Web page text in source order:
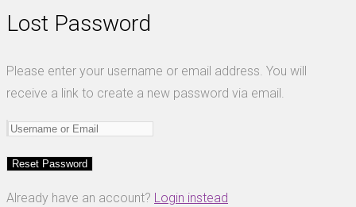
Lost Password
Please enter your username or email address. You will
receive a link to create a new password via email.
Already have an account? Login instead